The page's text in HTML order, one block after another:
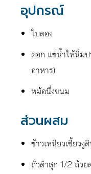
อุปกรณ์
ใบตอง
ตอก แช่น้ำให้นิ่ม
อาหาร)
หม้อนึ่งขนม
ส่วนผสม
ข้าวเหนียวเขี้ยวงู
ถั่วดำสุก 1/2 ถ้วย